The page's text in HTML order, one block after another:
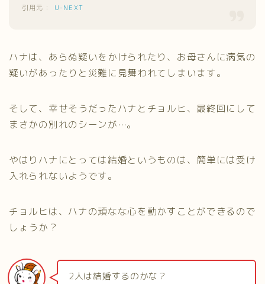
U-NEXT
ハナは、あらぬ疑いをかけられたり、お母さんに病気の
疑いがあったりと災難に見舞われてしまいます。
そして、幸せそうだったハナとチョルヒ、最終回にして
まさかの別れのシーンが…。
やはりハナにとっては結婚というものは、簡単には受け
入れられないようです。
チョルヒは、ハナの頑なな心を動かすことができるので
しょうか？
2人は結婚するのかな？